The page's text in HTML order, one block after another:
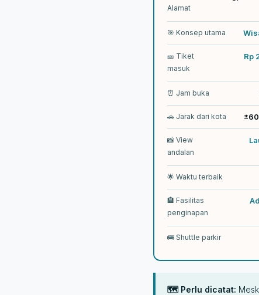
Alamat
🎯 Konsep utama
🎫 Tiket
masuk
Rp
⏰ Jam buka
🚗 Jarak dari kota
📸 View
andalan
🌟 Waktu terbaik
🏨 Fasilitas
penginapan
🚌 Shuttle parkir
🗺️ Perlu dicatat: